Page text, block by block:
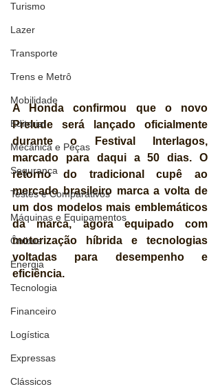
Turismo
Lazer
Transporte
Trens e Metrô
Mobilidade
Editorial
Mecânica e Peças
Segurança
Testes e Comparativos
Máquinas e Equipamentos
Ônibus
Energia
Tecnologia
Financeiro
Logística
Expressas
Clássicos
A Honda confirmou que o novo
Prelude será lançado oficialmente
durante o Festival Interlagos,
marcado para daqui a 50 dias. O
retorno do tradicional cupê ao
mercado brasileiro marca a volta de
um dos modelos mais emblemáticos
da marca, agora equipado com
motorização híbrida e tecnologias
voltadas para desempenho e
eficiência.